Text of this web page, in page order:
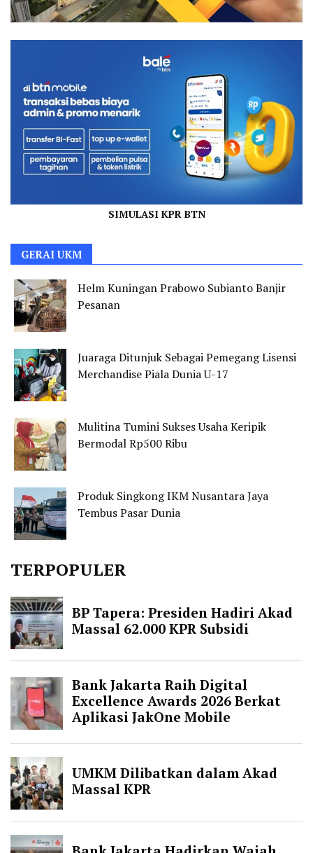
SIMULASI KPR BTN
GERAI UKM
Helm Kuningan Prabowo Subianto Banjir
Pesanan
Juaraga Ditunjuk Sebagai Pemegang Lisensi
Merchandise Piala Dunia U-17
Mulitina Tumini Sukses Usaha Keripik
Bermodal Rp500 Ribu
Produk Singkong IKM Nusantara Jaya
Tembus Pasar Dunia
TERPOPULER